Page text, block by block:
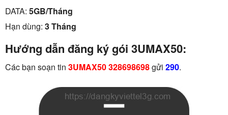
DATA: 5GB/Tháng
Hạn dùng: 3 Tháng
Hướng dẫn đăng ký gói 3UMAX50:
Các bạn soạn tin 3UMAX50 328698698gửi 290.